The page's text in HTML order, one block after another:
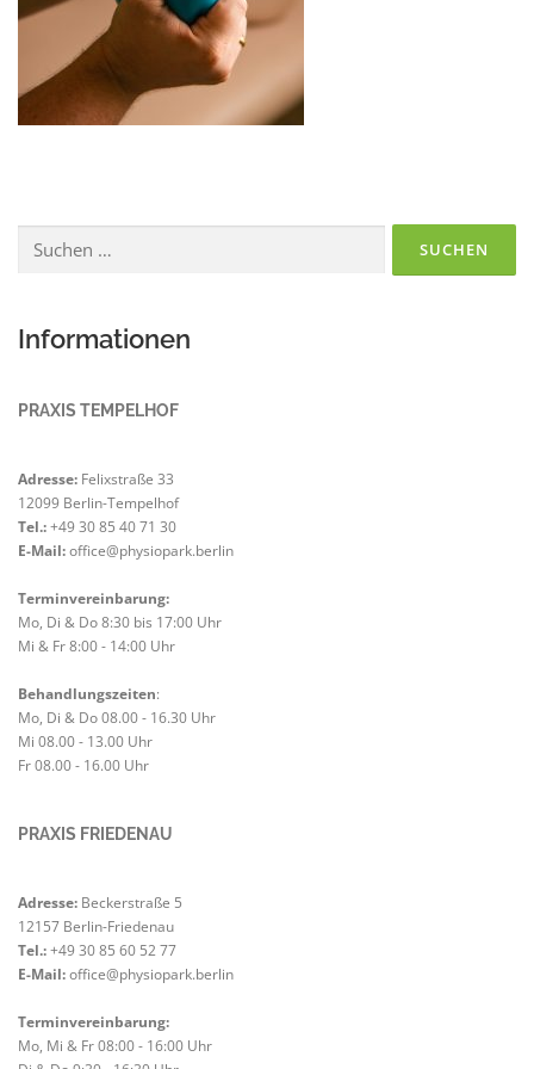
nach:
Informationen
PRAXIS TEMPELHOF
Adresse: Felixstraße 33
12099 Berlin-Tempelhof
Tel.:+49 30 85 40 71 30
E-Mail:office@physiopark.berlin
Terminvereinbarung:
Mo, Di & Do 8:30 bis 17:00 Uhr
Mi & Fr 8:00 - 14:00 Uhr
Behandlungszeiten:
Mo, Di & Do 08.00 - 16.30 Uhr
Mi 08.00 - 13.00 Uhr
Fr 08.00 - 16.00 Uhr
PRAXIS FRIEDENAU
Adresse: Beckerstraße 5
12157 Berlin-Friedenau
Tel.:+49 30 85 60 52 77
E-Mail:office@physiopark.berlin
Terminvereinbarung:
Mo, Mi & Fr 08:00 - 16:00 Uhr